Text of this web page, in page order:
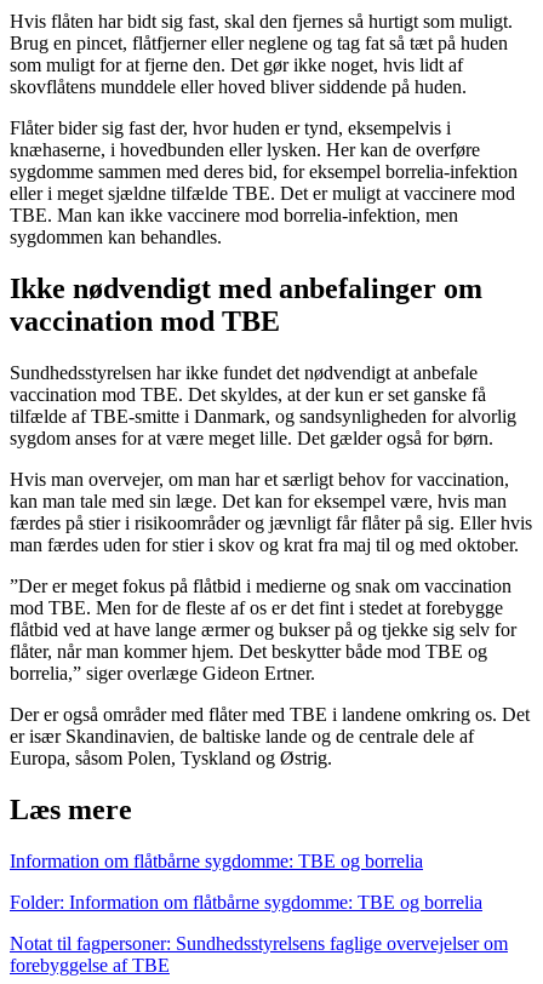
Hvis flåten har bidt sig fast, skal den fjernes så hurtigt som muligt.
Brug en pincet, flåtfjerner eller neglene og tag fat så tæt på huden
som muligt for at fjerne den. Det gør ikke noget, hvis lidt af
skovflåtens munddele eller hoved bliver siddende på huden.
Flåter bider sig fast der, hvor huden er tynd, eksempelvis i
knæhaserne, i hovedbunden eller lysken. Her kan de overføre
sygdomme sammen med deres bid, for eksempel borrelia-infektion
eller i meget sjældne tilfælde TBE. Det er muligt at vaccinere mod
TBE. Man kan ikke vaccinere mod borrelia-infektion, men
sygdommen kan behandles.
Ikke nødvendigt med anbefalinger om
vaccination mod TBE
Sundhedsstyrelsen har ikke fundet det nødvendigt at anbefale
vaccination mod TBE. Det skyldes, at der kun er set ganske få
tilfælde af TBE-smitte i Danmark, og sandsynligheden for alvorlig
sygdom anses for at være meget lille. Det gælder også for børn.
Hvis man overvejer, om man har et særligt behov for vaccination,
kan man tale med sin læge. Det kan for eksempel være, hvis man
færdes på stier i risikoområder og jævnligt får flåter på sig. Eller hvis
man færdes uden for stier i skov og krat fra maj til og med oktober.
”Der er meget fokus på flåtbid i medierne og snak om vaccination
mod TBE. Men for de fleste af os er det fint i stedet at forebygge
flåtbid ved at have lange ærmer og bukser på og tjekke sig selv for
flåter, når man kommer hjem. Det beskytter både mod TBE og
borrelia,” siger overlæge Gideon Ertner.
Der er også områder med flåter med TBE i landene omkring os. Det
er især Skandinavien, de baltiske lande og de centrale dele af
Europa, såsom Polen, Tyskland og Østrig.
Læs mere
Information om flåtbårne sygdomme: TBE og borrelia
Folder: Information om flåtbårne sygdomme: TBE og borrelia
Notat til fagpersoner: Sundhedsstyrelsens faglige overvejelser om
forebyggelse af TBE